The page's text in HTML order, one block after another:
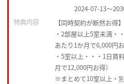
2024-07-13～
特典内容
【同時契約が断然お得】
・2部屋以上5室未満・
あたり1か月で6,000円お
・5室以上・・・1日賃
月で12,000円お得）
※まとめて10室以上・